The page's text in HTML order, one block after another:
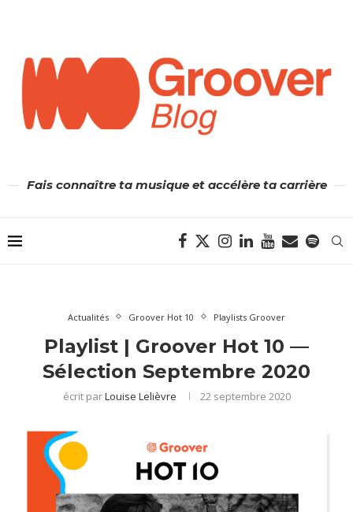
Fais connaître ta musique et accélère ta carrière
Actualités Groover Hot 10 Playlists Groover
Playlist | Groover Hot 10 —
Sélection Septembre 2020
écrit parLouise Lelièvre 22 septembre 2020